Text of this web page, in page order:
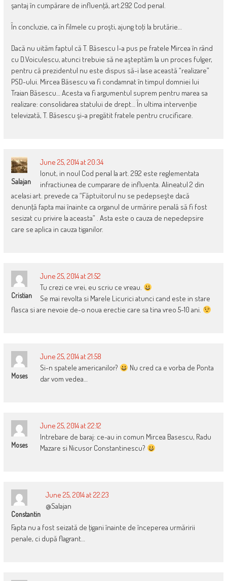
şantaj în cumpărare de influenţă, art.292 Cod penal.
În concluzie, ca în filmele cu proşti, ajung toţi la brutărie…
Dacă nu uităm faptul că T. Băsescu l-a pus pe fratele Mircea în rând
cu D.Voiculescu, atunci trebuie să ne aşteptăm la un proces fulger,
pentru că prezidentul nu este dispus să-i lase această “realizare”
PSD-ului. Mircea Băsescu va fi condamnat în timpul domniei lui
Traian Băsescu… Acesta va fi argumentul suprem pentru marea sa
realizare: consolidarea statului de drept… În ultima intervenţie
televizată, T. Băsescu şi-a pregătit fratele pentru crucificare.
Salajan
June 25, 2014 at 20:34
Ionut, in noul Cod penal la art. 292 este reglementata
infractiunea de cumparare de influenta. Alineatul 2 din
acelasi art. prevede ca “Făptuitorul nu se pedepseşte dacă
denunţă fapta mai înainte ca organul de urmărire penală să fi fost
sesizat cu privire la aceasta” . Asta este o cauza de nepedepsire
care se aplica in cauza tiganilor.
Cristian
June 25, 2014 at 21:52
Tu crezi ce vrei, eu scriu ce vreau.
Se mai revolta si Marele Licurici atunci cand este in stare
flasca si are nevoie de-o noua erectie care sa tina vreo 5-10 ani.
Moses
June 25, 2014 at 21:58
Si-n spatele americanilor?
Nu cred ca e vorba de Ponta
dar vom vedea…
Moses
June 25, 2014 at 22:12
Intrebare de baraj: ce-au in comun Mircea Basescu, Radu
Mazare si Nicusor Constantinescu?
Constantin
June 25, 2014 at 22:23
@Salajan
Fapta nu a fost seizată de ţigani înainte de începerea urmăririi
penale, ci după flagrant…